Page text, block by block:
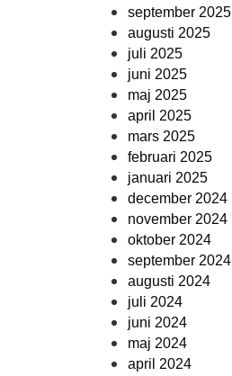
september 2025
augusti 2025
juli 2025
juni 2025
maj 2025
april 2025
mars 2025
februari 2025
januari 2025
december 2024
november 2024
oktober 2024
september 2024
augusti 2024
juli 2024
juni 2024
maj 2024
april 2024